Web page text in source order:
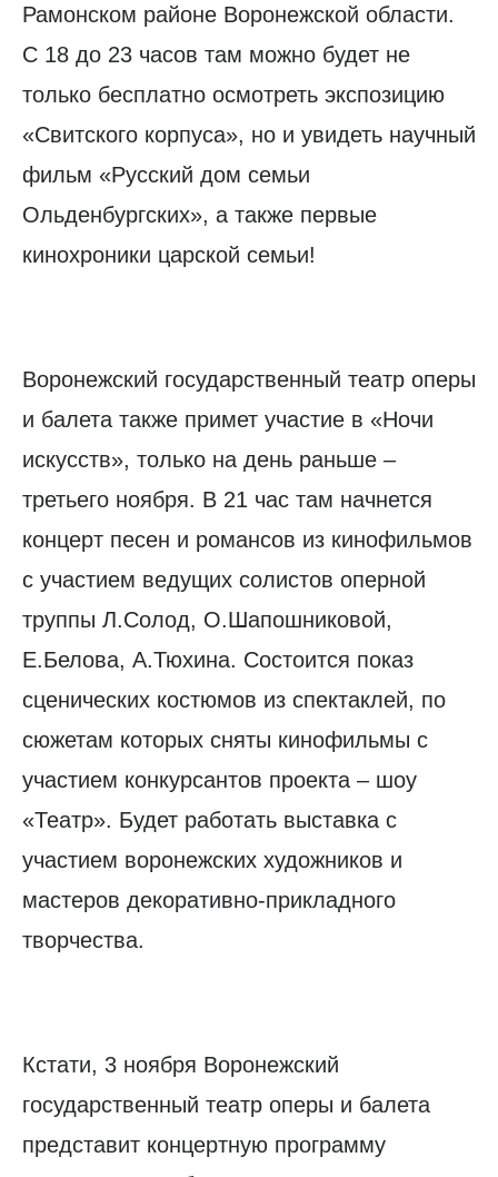
Рамонском районе Воронежской области.
С 18 до 23 часов там можно будет не
только бесплатно осмотреть экспозицию
«Свитского корпуса», но и увидеть научный
фильм «Русский дом семьи
Ольденбургских», а также первые
кинохроники царской семьи!
Воронежский государственный театр оперы
и балета также примет участие в «Ночи
искусств», только на день раньше –
третьего ноября. В 21 час там начнется
концерт песен и романсов из кинофильмов
с участием ведущих солистов оперной
труппы Л.Солод, О.Шапошниковой,
Е.Белова, А.Тюхина. Состоится показ
сценических костюмов из спектаклей, по
сюжетам которых сняты кинофильмы с
участием конкурсантов проекта – шоу
«Театр». Будет работать выставка с
участием воронежских художников и
мастеров декоративно-прикладного
творчества.
Кстати, 3 ноября Воронежский
государственный театр оперы и балета
представит концертную программу